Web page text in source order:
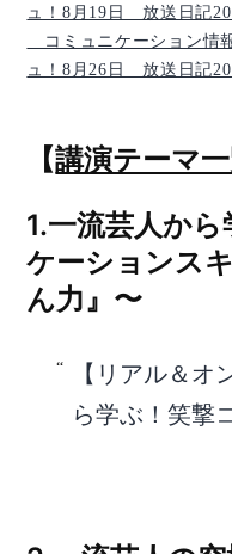
ュ！8月19日 放送日記
コミュニケーション情
ュ！8月26日 放送日記
【講演テーマ
1.一流芸人か
ケーションス
ん力』〜
【リアル＆
ら学ぶ！笑撃